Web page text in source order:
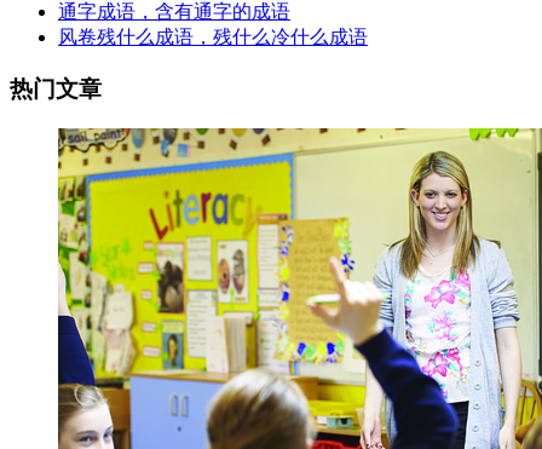
通字成语，含有通字的成语
风卷残什么成语，残什么冷什么成语
热门文章